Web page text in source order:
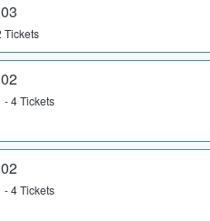
Tickets
- 4 Tickets
- 4 Tickets